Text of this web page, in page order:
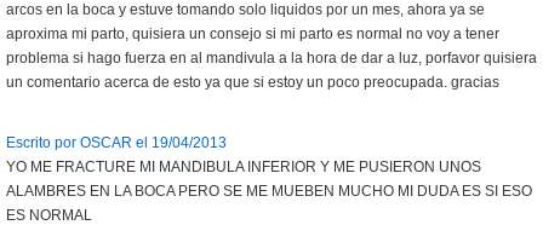
arcos en la boca y estuve tomando solo liquidos por un mes, ahora ya se
aproxima mi parto, quisiera un consejo si mi parto es normal no voy a tener
problema si hago fuerza en al mandivula a la hora de dar a luz, porfavor quisiera
un comentario acerca de esto ya que si estoy un poco preocupada. gracias
Escrito por OSCAR el 19/04/2013
YO ME FRACTURE MI MANDIBULA INFERIOR Y ME PUSIERON UNOS
ALAMBRES EN LA BOCA PERO SE ME MUEBEN MUCHO MI DUDA ES SI ESO
ES NORMAL